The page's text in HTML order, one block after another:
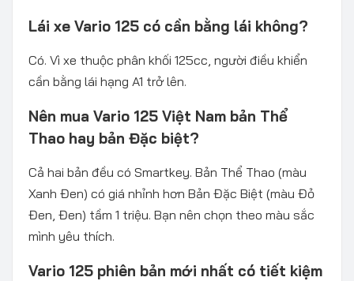
Lái xe Vario 125 có cần bằng lái không?
Có. Vì xe thuộc phân khối 125cc, người điều khiển
cần bằng lái hạng A1 trở lên.
Nên mua Vario 125 Việt Nam bản Thể
Thao hay bản Đặc biệt?
Cả hai bản đều có Smartkey. Bản Thể Thao (màu
Xanh Đen) có giá nhỉnh hơn Bản Đặc Biệt (màu Đỏ
Đen, Đen) tầm 1 triệu. Bạn nên chọn theo màu sắc
mình yêu thích.
Vario 125 phiên bản mới nhất có tiết kiệm